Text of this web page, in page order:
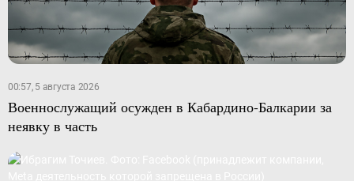
00:57, 5 августа 2026
Военнослужащий осужден в Кабардино-Балкарии за
неявку в часть